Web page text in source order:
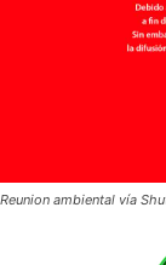
Reunion ambiental vía